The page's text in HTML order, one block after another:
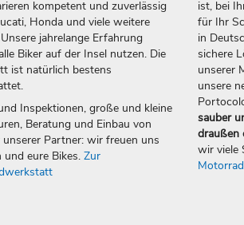
kompetent und zuverlässig
Honda und viele weitere
jahrelange Erfahrung
Biker auf der Insel nutzen. Die
ist natürlich bestens
Inspektionen, große und kleine
Beratung und Einbau von
unserer Partner: wir freuen uns
und eure Bikes.Zur
ist, bei
für Ihr
in
sichere
unserer
unsere
sauber
draußen
wir viele